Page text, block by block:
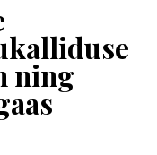
ning